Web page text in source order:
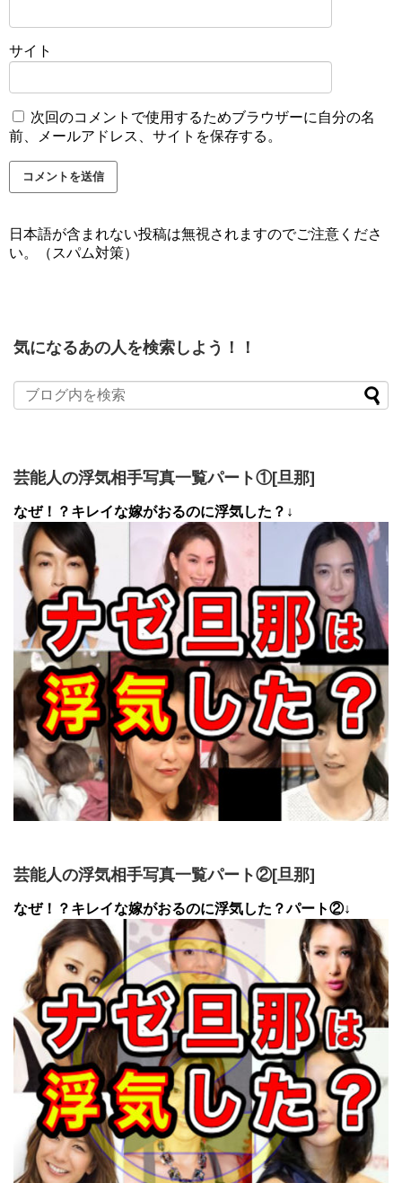
サイト
次回のコメントで使用するためブラウザーに自分の名
前、メールアドレス、サイトを保存する。
日本語が含まれない投稿は無視されますのでご注意くださ
い。（スパム対策）
気になるあの人を検索しよう！！
芸能人の浮気相手写真一覧パート①[旦那]
なぜ！？キレイな嫁がおるのに浮気した？↓
芸能人の浮気相手写真一覧パート②[旦那]
なぜ！？キレイな嫁がおるのに浮気した？パート②↓